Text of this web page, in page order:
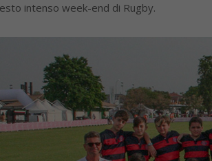
intenso week-end di Rugby.